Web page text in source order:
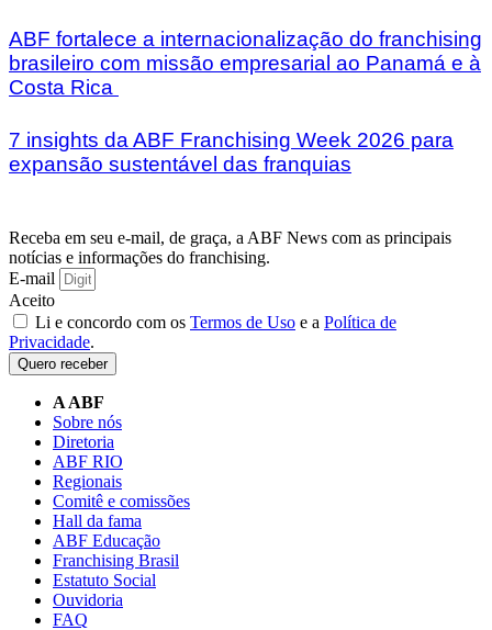
ABF fortalece a internacionalização do franchising
brasileiro com missão empresarial ao Panamá e à
Costa Rica
7 insights da ABF Franchising Week 2026 para
expansão sustentável das franquias
Receba em seu e-mail, de graça, a ABF News com as principais
notícias e informações do franchising.
E-mail
Aceito
Li e concordo com os Termos de Uso e a Política de
Privacidade.
Quero receber
A ABF
Sobre nós
Diretoria
ABF RIO
Regionais
Comitê e comissões
Hall da fama
ABF Educação
Franchising Brasil
Estatuto Social
Ouvidoria
FAQ